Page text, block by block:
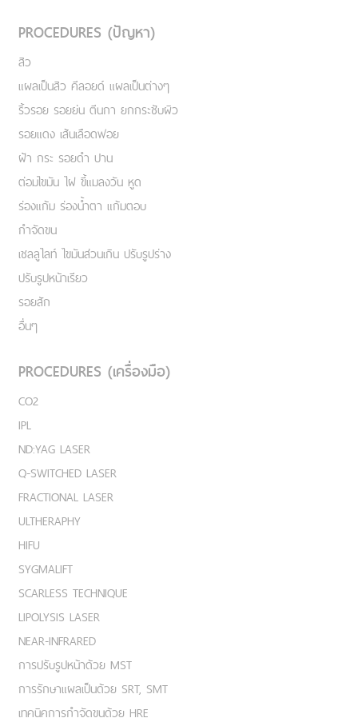
PROCEDURES (ปัญหา)
สิว
แผลเป็นสิว คีลอยด์ แผลเป็นต่างๆ
ริ้วรอย รอยย่น ตีนกา ยกกระชับผิว
รอยแดง เส้นเลือดฟอย
ฝ้า กระ รอยดำ ปาน
ต่อมไขมัน ไฝ ขี้แมลงวัน หูด
ร่องแก้ม ร่องน้ำตา แก้มตอบ
กำจัดขน
เชลลูไลท์ ไขมันส่วนเกิน ปรับรูปร่าง
ปรับรูปหน้าเรียว
รอยสัก
อื่นๆ
PROCEDURES (เครื่องมือ)
CO2
IPL
ND:YAG LASER
Q-SWITCHED LASER
FRACTIONAL LASER
ULTHERAPHY
HIFU
SYGMALIFT
SCARLESS TECHNIQUE
LIPOLYSIS LASER
NEAR-INFRARED
การปรับรูปหน้าด้วย MST
การรักษาแผลเป็นด้วย SRT, SMT
เทคนิคการกำจัดขนด้วย HRE